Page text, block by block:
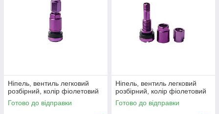
Ніпель, вентиль легковий
розбірний, колір фіолетовий
Готово до відправки
Ніпель, вентиль легковий
розбірний, колір фіолетовий
Готово до відправки